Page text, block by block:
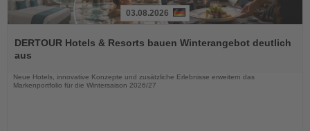
Sie
die
03.08.2026
DERTOUR Hotels & Resorts bauen Winterangebot deutlich
aus
Neue Hotels, innovative Konzepte und zusätzliche Erlebnisse erweitern das
Markenportfolio für die Wintersaison 2026/27